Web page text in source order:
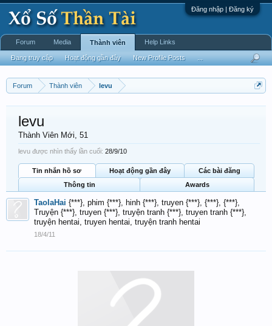
Đăng nhập | Đăng ký
Forum Thành viên levu
levu
Thành Viên Mới, 51
levu được nhìn thấy lần cuối: 28/9/10
Tin nhắn hồ sơ Hoạt động gần đây
Các bài đăng
Thông tin
Awards
TaolaHai {***}, phim {***}, hinh {***}, truyen {***}, {***}, {***},
Truyện {***}, truyen {***}, truyện tranh {***}, truyen tranh {***},
truyện hentai, truyen hentai, truyện tranh hentai
18/4/11
Forum Media Thành viên
Đang truy cập Hoạt động gần đây New Profile Posts
Help Links